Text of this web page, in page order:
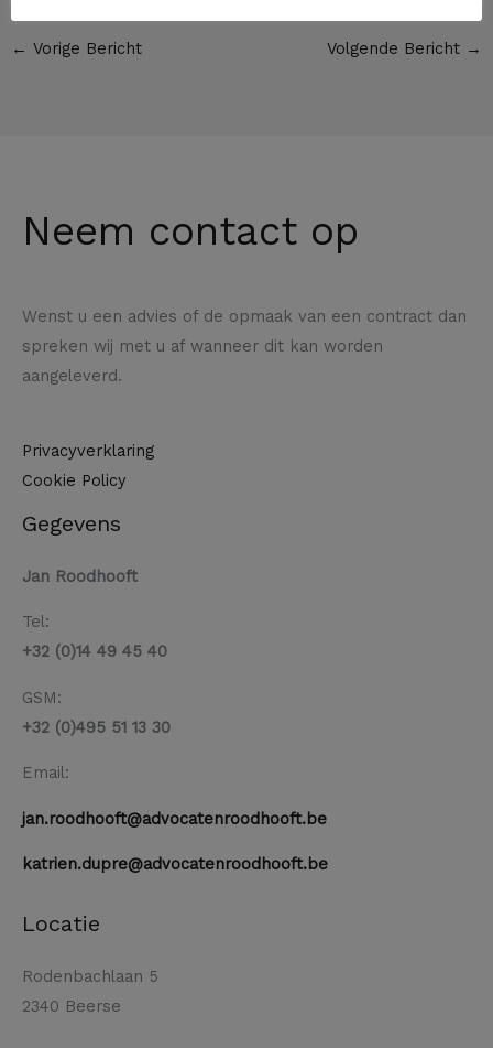
← Vorige Bericht Volgende Bericht →
Neem contact op
Wenst u een advies of de opmaak van een contract dan
spreken wij met u af wanneer dit kan worden
aangeleverd.
Privacyverklaring
Cookie Policy
Gegevens
Jan Roodhooft
Tel:
+32 (0)14 49 45 40
GSM:
+32 (0)495 51 13 30
Email:
jan.roodhooft@advocatenroodhooft.be
katrien.dupre@advocatenroodhooft.be
Locatie
Rodenbachlaan 5
2340 Beerse